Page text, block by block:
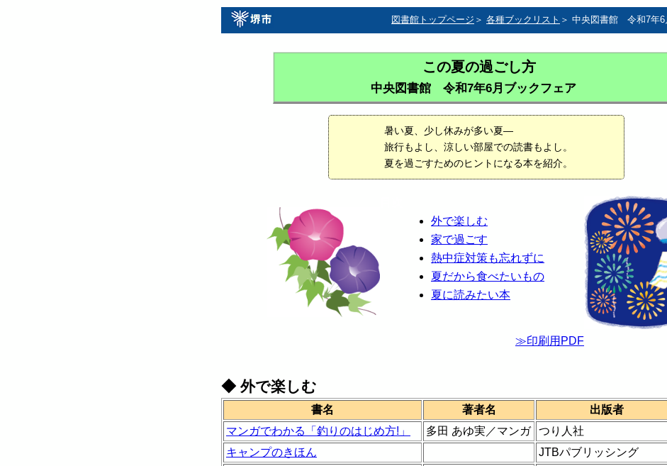
図書館トップページ ＞ 各種ブックリスト ＞ 中央図書館 令和7年6
この夏の過ごし方
中央図書館 令和7年6月ブックフェア
暑い夏、少し休みが多い夏―
旅行もよし、涼しい部屋での読書もよし。
夏を過ごすためのヒントになる本を紹介。
外で楽しむ
家で過ごす
熱中症対策も忘れずに
夏だから食べたいもの
夏に読みたい本
≫印刷用PDF
◆ 外で楽しむ
書名 著者名 出版者
マンガでわかる「釣りのはじめ方!」
多田 あゆ実／マンガ つり人社
キャンプのきほん
JTBパブリッシング